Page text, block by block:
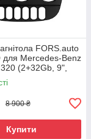
FORS.auto
для Mercedes-Benz
(2+32Gb, 9",
2005
8 900 ₴
Купити